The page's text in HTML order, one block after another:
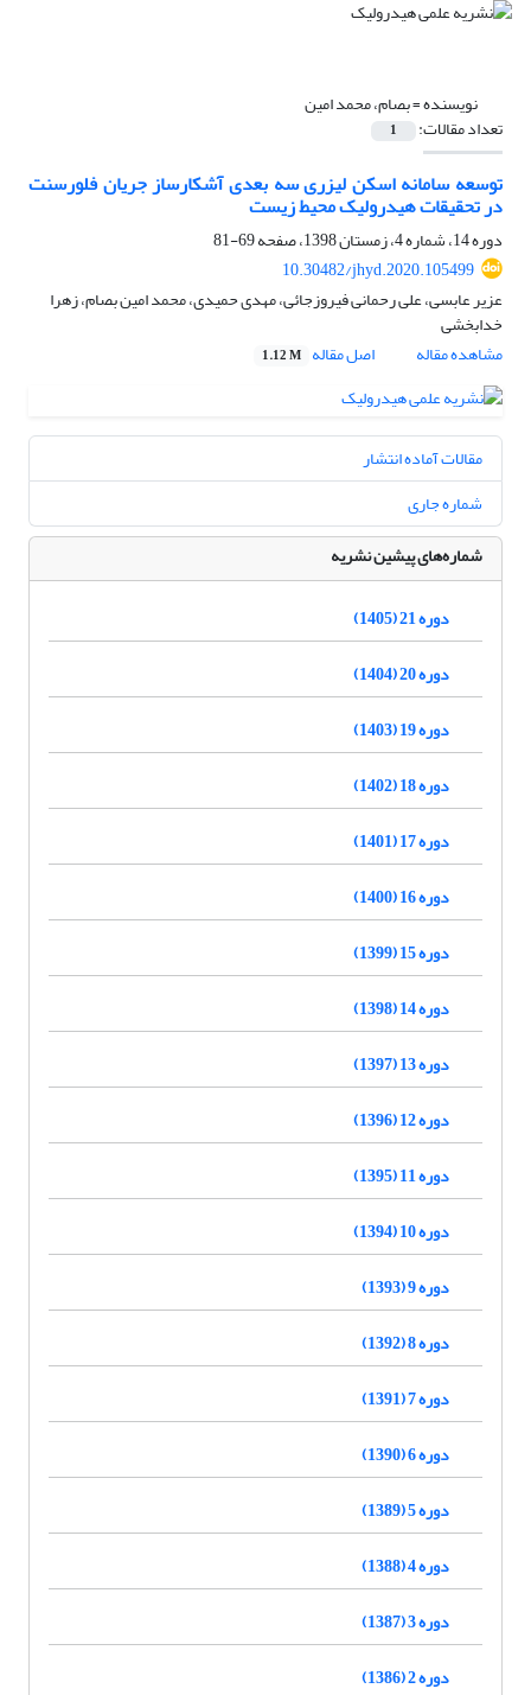
نویسنده =بصام، محمد امین
تعداد مقالات: 1
توسعه سامانه اسکن لیزری سه بعدی آشکارساز جریان فلورسنت
در تحقیقات هیدرولیک محیط زیست
دوره 14، شماره 4، زمستان 1398، صفحه
69-81
10.30482/jhyd.2020.105499
عزیر عابسی، علی رحمانی فیروزجائی، مهدی حمیدی، محمد امین بصام، زهرا
خدابخشی
مشاهده مقاله
اصل مقاله 1.12 M
مقالات آماده انتشار
شماره جاری
شماره‌های پیشین نشریه
دوره 21 (1405)
دوره 20 (1404)
دوره 19 (1403)
دوره 18 (1402)
دوره 17 (1401)
دوره 16 (1400)
دوره 15 (1399)
دوره 14 (1398)
دوره 13 (1397)
دوره 12 (1396)
دوره 11 (1395)
دوره 10 (1394)
دوره 9 (1393)
دوره 8 (1392)
دوره 7 (1391)
دوره 6 (1390)
دوره 5 (1389)
دوره 4 (1388)
دوره 3 (1387)
دوره 2 (1386)